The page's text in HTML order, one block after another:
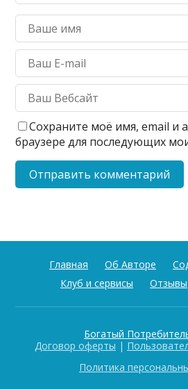
Сохраните моё имя, email и
браузере для последующих
Главная Об Авторе
Клуб и сервисы
Отзывы
Богатый
Договор оферты |
Политика